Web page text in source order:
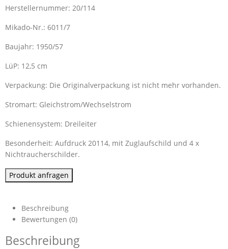
Herstellernummer: 20/114
Mikado-Nr.: 6011/7
Baujahr: 1950/57
LüP: 12,5 cm
Verpackung: Die Originalverpackung ist nicht mehr vorhanden.
Stromart: Gleichstrom/Wechselstrom
Schienensystem: Dreileiter
Besonderheit: Aufdruck 20114, mit Zuglaufschild und 4 x
Nichtraucherschilder.
Produkt anfragen
Beschreibung
Bewertungen (0)
Beschreibung